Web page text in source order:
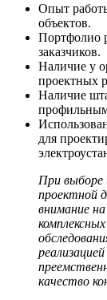
Опыт
объектов.
Портфолио
заказчиков.
Наличие у
проектных
Наличие
для
При выборе
проектной
внимание
комплексных
качество